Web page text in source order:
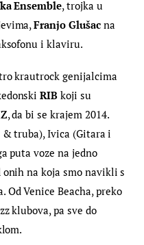
Ensemble, trojka u
Franjo Glušac na
i klaviru.
krautrock genijalcima
RIB koji su
, da bi se krajem 2014.
truba), Ivica (Gitara i
puta voze na jedno
na koja smo navikli s
Venice Beacha, preko
klubova, pa sve do